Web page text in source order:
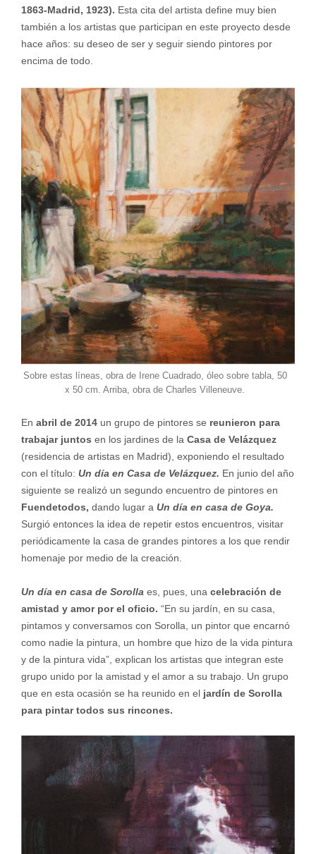
1863-Madrid, 1923). Esta cita del artista define muy bien
también a los artistas que participan en este proyecto desde
hace años: su deseo de ser y seguir siendo pintores por
encima de todo.
Sobre estas líneas, obra de Irene Cuadrado, óleo sobre tabla, 50
x 50 cm. Arriba, obra de Charles Villeneuve.
En abril de 2014un grupo de pintores se reunieron para
trabajar juntos en los jardines de la Casa de Velázquez
(residencia de ar­tistas en Madrid), exponiendo el resultado
con el título: Un día en Casa de Velázquez. En junio del año
siguiente se realizó un segundo encuentro de pin­tores en
Fuendetodos, dando lugar a Un día en casa de Goya.
Surgió entonces la idea de repetir estos encuentros, visitar
periódicamente la casa de grandes pintores a los que rendir
homenaje por medio de la creación.
Un día en casa de Sorolla es, pues, una celebración de
amistad y amor por el oficio. “En su jardín, en su casa,
pintamos y conversamos con Sorolla, un pintor que encarnó
como nadie la pintura, un hombre que hizo de la vida pintura
y de la pintura vida”, explican los artistas que integran este
grupo unido por la amistad y el amor a su trabajo. Un grupo
que en esta ocasión se ha reunido en el jardín de Sorolla
para pintar todos sus rincones.